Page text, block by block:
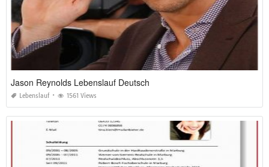
Jason Reynolds Lebenslauf Deutsch
Lebenslauf 1561 Views